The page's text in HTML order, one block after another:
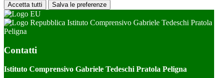
Accetta tutti Salva le preferenze
Istituto Comprensivo Gabriele Tedeschi Pratola
Peligna
Contatti
Istituto Comprensivo Gabriele Tedeschi Pratola Peligna